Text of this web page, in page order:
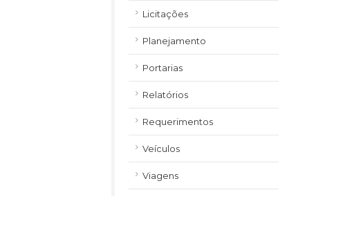
Licitações
Planejamento
Portarias
Relatórios
Requerimentos
Veículos
Viagens